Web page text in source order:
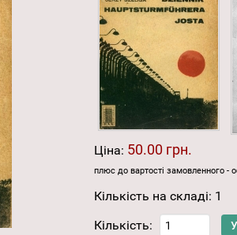
Ціна: 50.00 грн.
плюс до вартості замовленного -
Кількість на складі: 1
Кількість: